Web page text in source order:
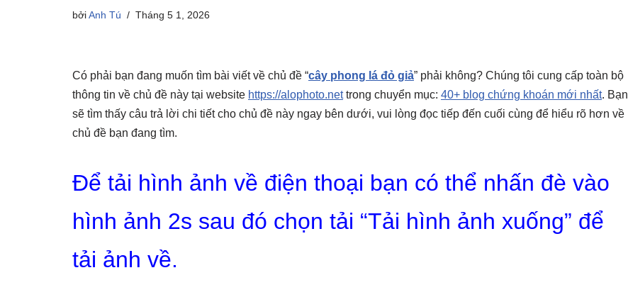
bởiAnh Tú Tháng 5 1, 2026
Có phải bạn đang muốn tìm bài viết về chủ đề “cây phong lá đỏ giả” phải không? Chúng tôi cung cấp toàn bộ
thông tin về chủ đề này tại website https://alophoto.nettrong chuyển mục: 40+ blog chứng khoán mới nhất. Bạn
sẽ tìm thấy câu trả lời chi tiết cho chủ đề này ngay bên dưới, vui lòng đọc tiếp đến cuối cùng để hiểu rõ hơn về
chủ đề bạn đang tìm.
Để tải hình ảnh về điện thoại bạn có thể nhấn đè vào
hình ảnh 2s sau đó chọn tải “Tải hình ảnh xuống” để
tải ảnh về.